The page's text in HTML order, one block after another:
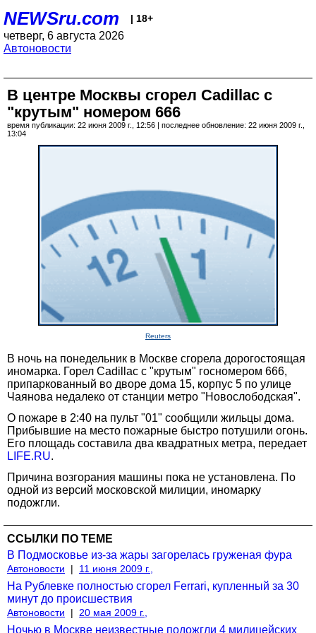
NEWSru.com | 18+
четверг, 6 августа 2026
Автоновости
В центре Москвы сгорел Cadillac с
"крутым" номером 666
время публикации: 22 июня 2009 г., 12:56 | последнее обновление: 22 июня 2009 г.,
13:04
Reuters
В ночь на понедельник в Москве сгорела дорогостоящая
иномарка. Горел Cadillac с "крутым" госномером 666,
припаркованный во дворе дома 15, корпус 5 по улице
Чаянова недалеко от станции метро "Новослободская".
О пожаре в 2:40 на пульт "01" сообщили жильцы дома.
Прибывшие на место пожарные быстро потушили огонь.
Его площадь составила два квадратных метра, передает
LIFE.RU.
Причина возгорания машины пока не установлена. По
одной из версий московской милиции, иномарку
подожгли.
ССЫЛКИ ПО ТЕМЕ
В Подмосковье из-за жары загорелась груженая фура
Автоновости | 11 июня 2009 г.,
На Рублевке полностью сгорел Ferrari, купленный за 30
минут до происшествия
Автоновости | 20 мая 2009 г.,
Ночью в Москве неизвестные подожгли 4 милицейских